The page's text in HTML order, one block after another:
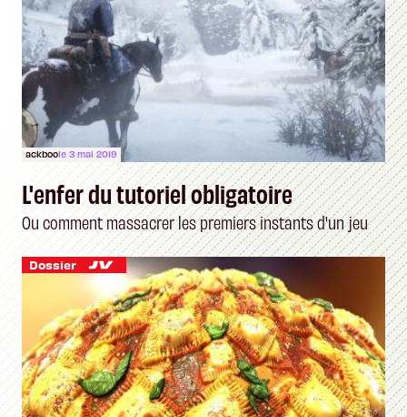
ackboole 3 mai 2019
L'enfer du tutoriel obligatoire
Ou comment massacrer les premiers instants d'un jeu
Dossier